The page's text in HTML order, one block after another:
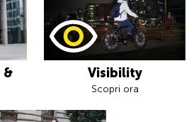
&
Visibility
Scopri ora